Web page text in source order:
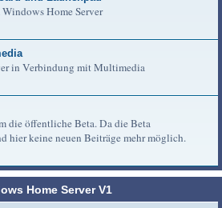
Home Server
in Verbindung mit Multimedia
die öffentliche Beta. Da die Beta
hier keine neuen Beiträge mehr möglich.
Home Server V1